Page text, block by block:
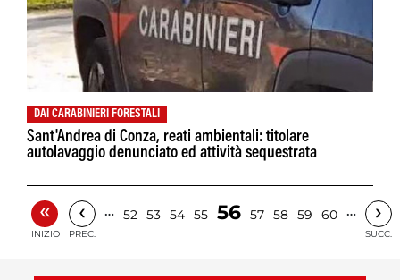
DAI CARABINIERI FORESTALI
Sant'Andrea di Conza, reati ambientali: titolare
autolavaggio denunciato ed attività sequestrata
«
INIZIO
‹
PREC.
… 52 53 54 55 56 57 58 59 60 … ›
SUCC.